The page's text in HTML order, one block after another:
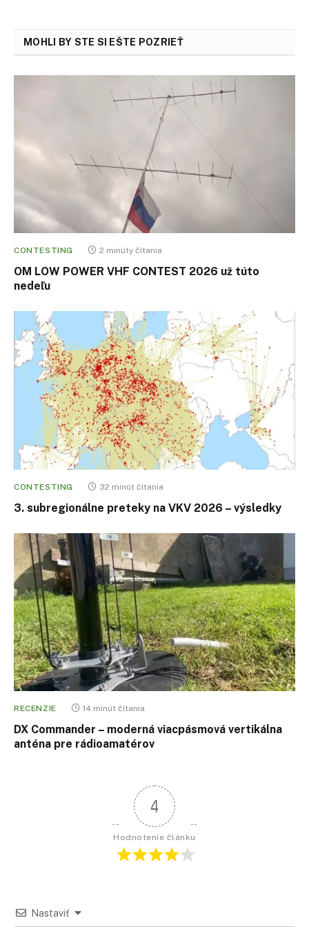
MOHLI BY STE SI EŠTE POZRIEŤ
CONTESTING 2 minúty čítania
OM LOW POWER VHF CONTEST 2026 už túto
nedeľu
CONTESTING 32 minút čítania
3. subregionálne preteky na VKV 2026 – výsledky
RECENZIE 14 minút čítania
DX Commander – moderná viacpásmová vertikálna
anténa pre rádioamatérov
4
Hodnotenie článku
Nastaviť